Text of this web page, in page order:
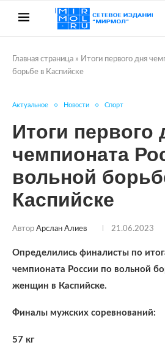
Главная страница » Итоги первого дня
борьбе в Каспийске
Актуальное Новости Спорт
Итоги первого
чемпионата
вольной
Каспийске
Автор Арслан Алиев 21.06.2023
Определились финалисты по
чемпионата России по вольной
женщин в Каспийске.
Финалы мужских соревнований:
57 кг